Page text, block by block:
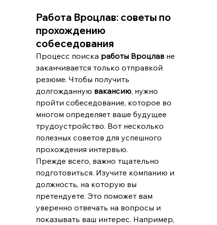
Работа Вроцлав: советы по
прохождению
собеседования
Процесс поиска работы Вроцлав не
заканчивается только отправкой
резюме. Чтобы получить
долгожданную вакансию, нужно
пройти собеседование, которое во
многом определяет ваше будущее
трудоустройство. Вот несколько
полезных советов для успешного
прохождения интервью.
Прежде всего, важно тщательно
подготовиться. Изучите компанию и
должность, на которую вы
претендуете. Это поможет вам
уверенно отвечать на вопросы и
показывать ваш интерес. Например,